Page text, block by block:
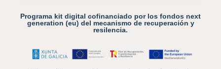
Programa kit digital cofinanciado por los fondos next
generation (eu) del mecanismo de recuperación y
resilencia.